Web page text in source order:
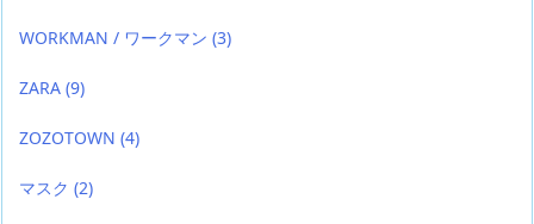
WORKMAN / ワークマン (3)
ZARA (9)
ZOZOTOWN (4)
マスク (2)